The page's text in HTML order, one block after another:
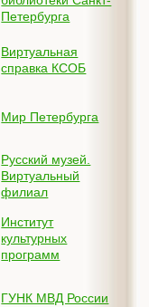
Петербурга
Виртуальная
справка КСОБ
Мир Петербурга
Русский музей.
Виртуальный
филиал
Институт
культурных
программ
ГУНК МВД России